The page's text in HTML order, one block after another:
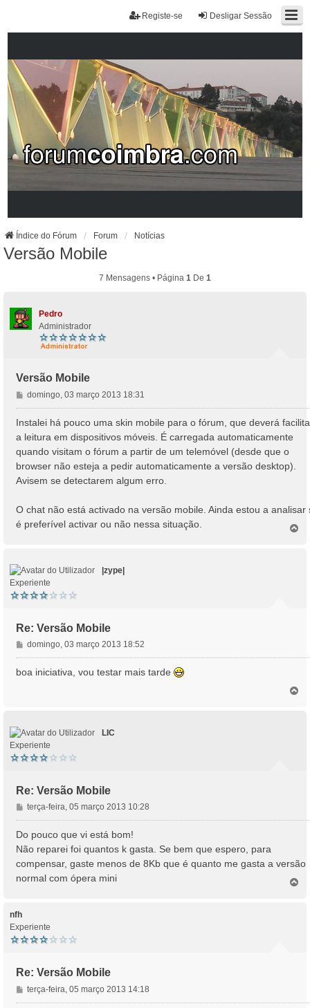
Desligar Sessão
Registe-se
Índice do Fórum Forum Notícias
Versão Mobile
7 Mensagens • Página 1 De 1
Pedro
Administrador
Versão Mobile
M
e
n
s
g
e
m
domingo, 03 março 2013 18:31
Instalei há pouco uma skin mobile para o fórum, que deverá
a leitura em dispositivos móveis. É carregada automaticamente
quando visitam o fórum a partir de um telemóvel (desde que o
browser não esteja a pedir automaticamente a versão desktop).
Avisem se detectarem algum erro.
O chat não está activado na versão mobile. Ainda estou a analisar
é preferível activar ou não nessa situação.
|zype|
Experiente
Re: Versão Mobile
M
e
n
m
domingo, 03 março 2013 18:52
boa iniciativa, vou testar mais tarde
LIC
Experiente
Re: Versão Mobile
M
e
n
s
g
e
terça-feira, 05 março 2013 10:28
Do pouco que vi está bom!
Não reparei foi quantos k gasta. Se bem que espero, para
compensar, gaste menos de 8Kb que é quanto me gasta a versão
normal com ópera mini
nfh
Experiente
Re: Versão Mobile
M
e
terça-feira, 05 março 2013 14:18